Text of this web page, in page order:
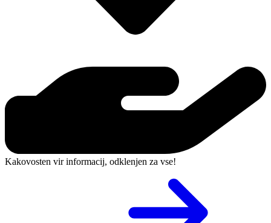
Kakovosten vir informacij, odklenjen za vse!